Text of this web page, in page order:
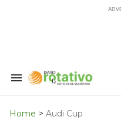
Search
Navigation
Home > Audi Cup